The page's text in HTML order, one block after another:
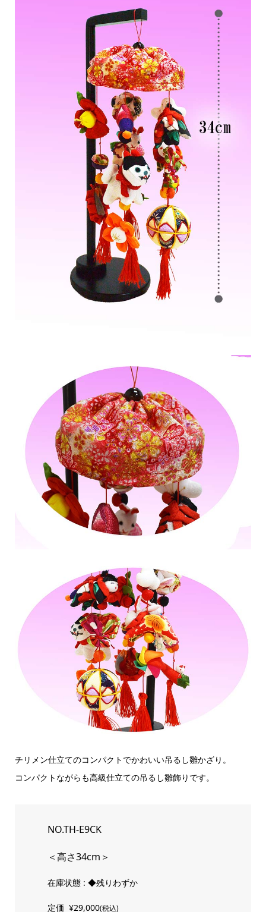
チリメン仕立てのコンパクトでかわいい吊るし雛かざり。
コンパクトながらも高級仕立ての吊るし雛飾りです。
NO.TH-E9CK
＜高さ34cm＞
在庫状態 : ◆残りわずか
定価 ¥29,000(税込)